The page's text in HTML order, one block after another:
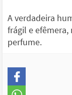
A verdadeira
frágil e efêmera,
perfume.